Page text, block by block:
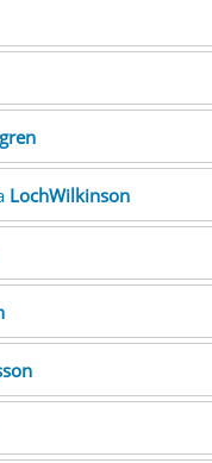
LochWilkinson